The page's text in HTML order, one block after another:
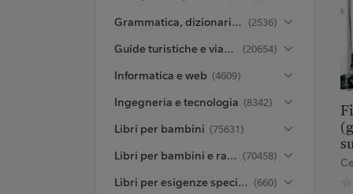
Grammatica, dizionari ed enciclopedie (2536)
Guide turistiche e viaggi (20654)
Informatica e web (4609)
Ingegneria e tecnologia (8342)
Libri per bambini (75631)
Libri per bambini e ragazzi (70458)
Libri per esigenze speciali (660)